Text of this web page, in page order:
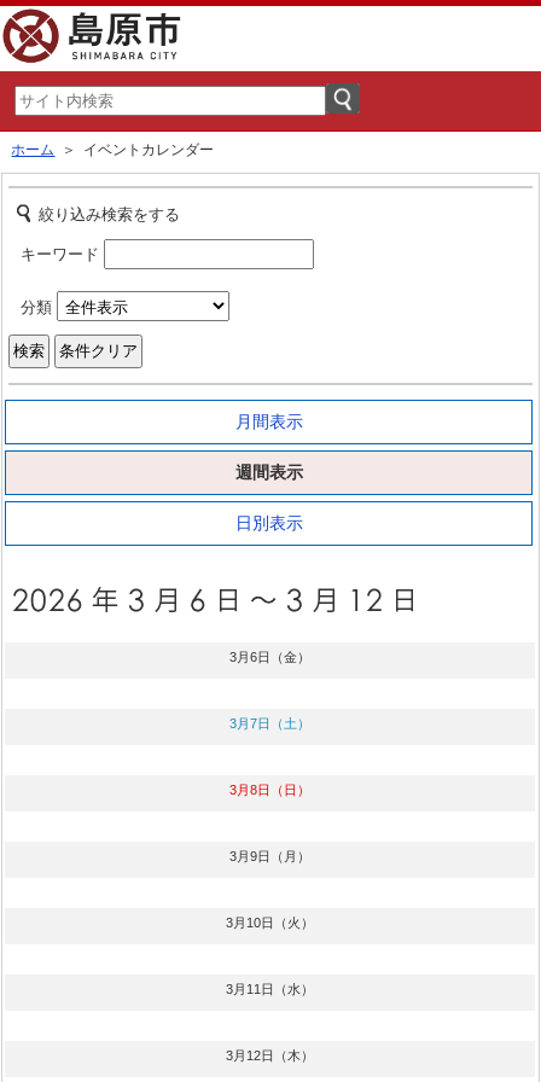
ホーム ＞ イベントカレンダー
絞り込み検索をする
キーワード
分類
月間表示
週間表示
日別表示
3月6日（金）
3月7日（土）
3月8日（日）
3月9日（月）
3月10日（火）
3月11日（水）
3月12日（木）